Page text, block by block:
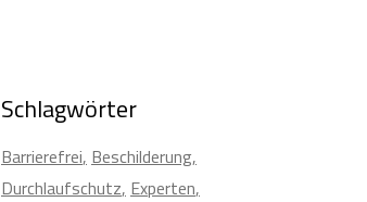
Schlagwörter
Barrierefrei Beschilderung
Durchlaufschutz Experten